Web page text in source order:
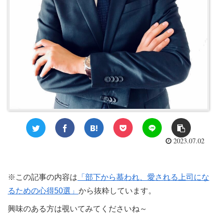
2023.07.02
※この記事の内容は 「部下から慕われ、愛される上司にな
るための心得50選」 から抜粋しています。
興味のある方は覗いてみてくださいね～